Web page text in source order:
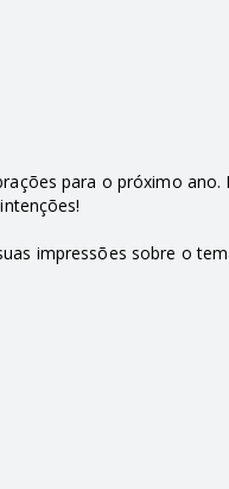
para o próximo ano.
impressões sobre o